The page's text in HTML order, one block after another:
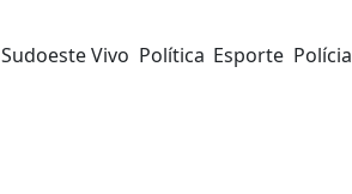
Sudoeste Vivo Política Esporte Polícia